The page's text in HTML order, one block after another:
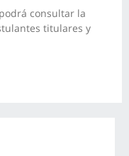
podrá consultar la
titulares y